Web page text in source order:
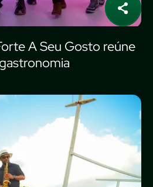
A Seu Gosto reúne